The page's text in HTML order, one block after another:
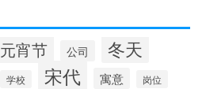
元宵节 公司 冬天
学校 宋代 寓意 岗位